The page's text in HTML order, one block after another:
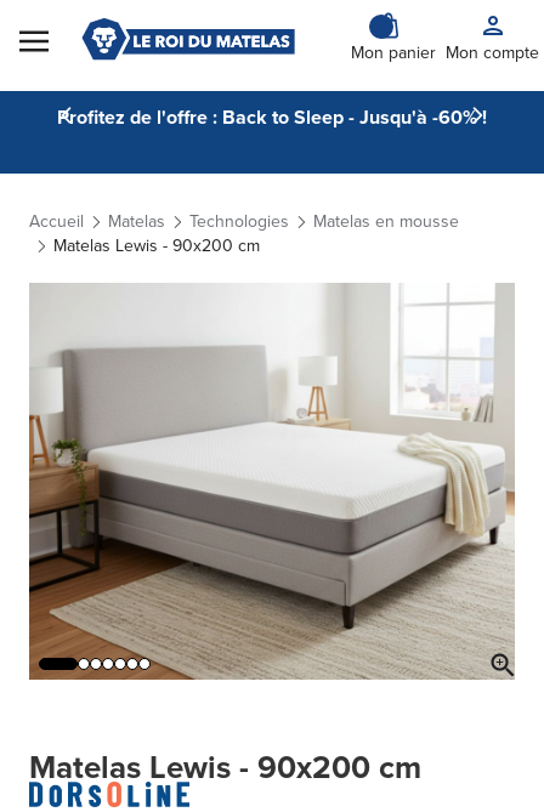
Skip to Content
Mon panier Mon compte
Profitez de l'offre : Back to Sleep - Jusqu'à -60% !
Accueil Matelas Technologies
Matelas en mousse
Matelas Lewis - 90x200 cm
Matelas Lewis - 90x200 cm